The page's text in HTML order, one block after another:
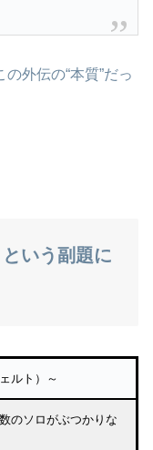
外伝の“本質”だっ
いう副題に
ルト）～
のソロがぶつかりな